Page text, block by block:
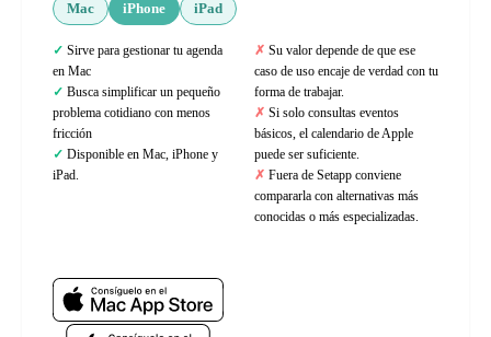
Mac iPhone iPad
Sirve para gestionar tu agenda
en Mac
Busca simplificar un pequeño
problema cotidiano con menos
fricción
Disponible en Mac, iPhone y
iPad.
Su valor depende de que ese
caso de uso encaje de verdad con tu
forma de trabajar.
Si solo consultas eventos
básicos, el calendario de Apple
puede ser suficiente.
Fuera de Setapp conviene
compararla con alternativas más
conocidas o más especializadas.